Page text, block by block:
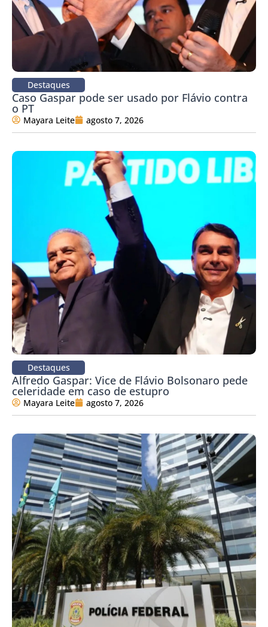
Destaques
Caso Gaspar pode ser usado por Flávio contra
o PT
Mayara Leite agosto 7, 2026
Destaques
Alfredo Gaspar: Vice de Flávio Bolsonaro pede
celeridade em caso de estupro
Mayara Leite agosto 7, 2026